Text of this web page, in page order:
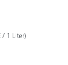
/ 1 Liter)